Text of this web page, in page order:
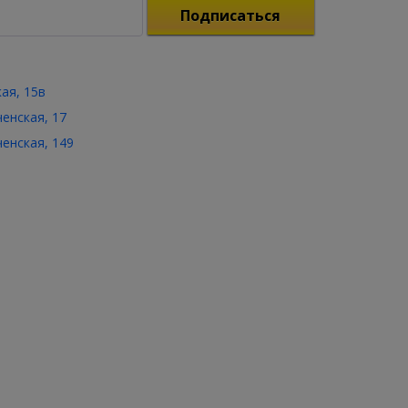
Подписаться
15в
17
149